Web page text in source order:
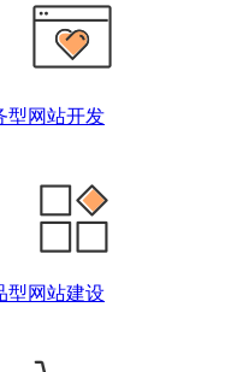
型网站开发
型网站建设